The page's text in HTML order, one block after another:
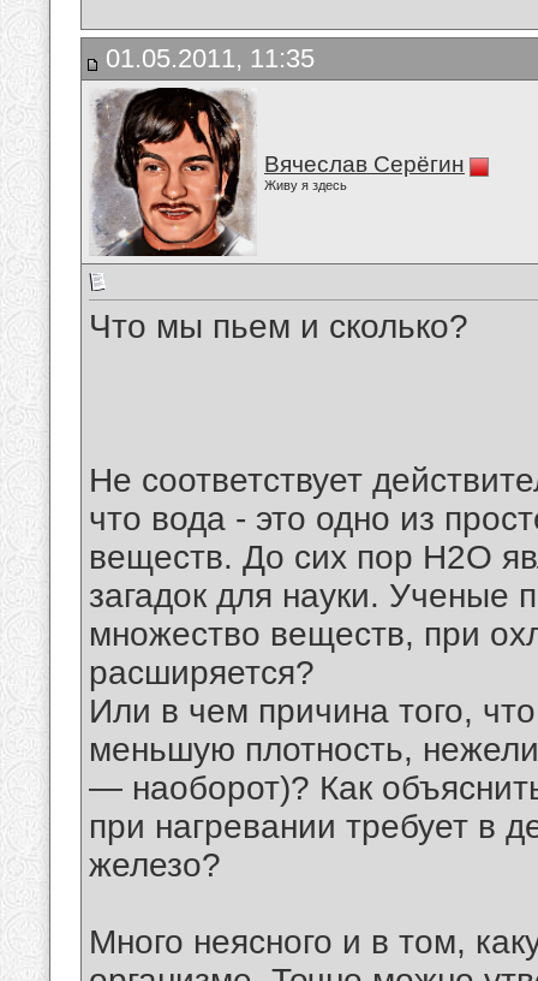
01.05.2011, 11:35
Вячеслав Серёгин
Живу я здесь
Что мы пьем и сколько?
Не соответствует
что вода - это одно из
веществ. До сих пор H2O
загадок для науки. Ученые
множество веществ, при
расширяется?
Или в чем причина того,
меньшую плотность,
— наоборот)? Как
при нагревании требует в
железо?
Много неясного и в том,